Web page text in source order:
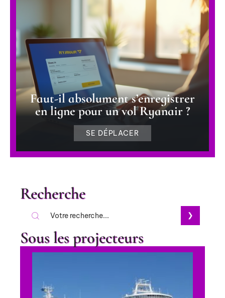
Faut-il absolument s’enregistrer
en ligne pour un vol Ryanair ?
SE DÉPLACER
Recherche
Sous les projecteurs